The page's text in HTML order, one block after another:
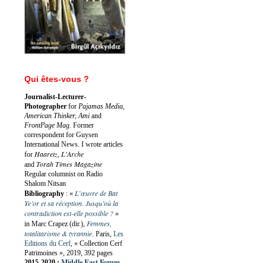
Qui êtes-vous ?
Journalist-Lecturer-
Photographer for Pajamas Media,
American Thinker, Ami and
FrontPage Mag. Former
correspondent for Guysen
International News. I wrote articles
for Haaretz, L'Arche
and Torah Times Magazine
Regular columnist on Radio
Shalom Nitsan
Bibliography : « L’œuvre de Bat
Ye’or et sa réception. Jusqu’où la
contradiction est-elle possible ? »
in Marc Crapez (dir.), Femmes,
totalitarisme & tyrannie. Paris, Les
Editions du Cerf, « Collection Cerf
Patrimoines », 2019, 392 pages